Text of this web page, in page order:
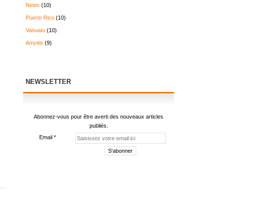
News (10)
Puerto Rico (10)
Vanuatu (10)
Amyitis (9)
NEWSLETTER
Abonnez-vous pour être averti des nouveaux articles
publiés.
Email